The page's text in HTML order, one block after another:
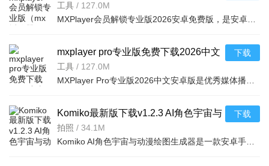
器）2026下载安卓免费版v3.0.8安卓免
费版
工具 / 127.0M
MXPlayer会员解锁专业版2026安卓免费版，是安卓首款多核解码播放器，比单核效能高70%，支持全音视频格式及硬
mxplayer pro专业版免费下载2026中文
安卓版v3.0.8免费安卓版
工具 / 127.0M
MXPlayer Pro专业版2026中文安卓版是优秀媒体播放器，支持几乎所有影片格式，中文界面友好。硬解+多核心解码
下载
Komiko最新版下载v1.2.3 AI角色宇宙与
动漫绘图生成器
拍照 / 34.1M
Komiko AI角色宇宙与动漫绘图生成器是一款安卓手机上的AI绘画工具，支持角色创作、动漫风格生成，操作简单，
下载